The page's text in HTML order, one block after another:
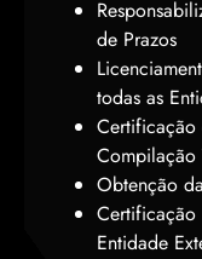
de Prazos
todas as
Certificação
Compilação
Obtenção
Certificação
Entidade